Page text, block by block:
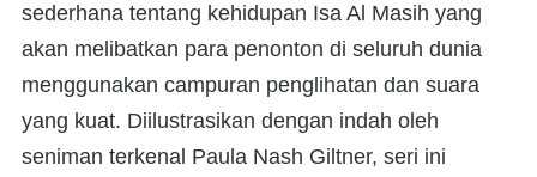
sederhana tentang kehidupan Isa Al Masih yang
akan melibatkan para penonton di seluruh dunia
menggunakan campuran penglihatan dan suara
yang kuat. Diilustrasikan dengan indah oleh
seniman terkenal Paula Nash Giltner, seri ini